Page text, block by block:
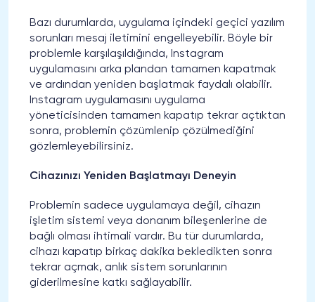
Bazı durumlarda, uygulama içindeki geçici yazılım
sorunları mesaj iletimini engelleyebilir. Böyle bir
problemle karşılaşıldığında, Instagram
uygulamasını arka plandan tamamen kapatmak
ve ardından yeniden başlatmak faydalı olabilir.
Instagram uygulamasını uygulama
yöneticisinden tamamen kapatıp tekrar açtıktan
sonra, problemin çözümlenip çözülmediğini
gözlemleyebilirsiniz.
Cihazınızı Yeniden Başlatmayı Deneyin
Problemin sadece uygulamaya değil, cihazın
işletim sistemi veya donanım bileşenlerine de
bağlı olması ihtimali vardır. Bu tür durumlarda,
cihazı kapatıp birkaç dakika bekledikten sonra
tekrar açmak, anlık sistem sorunlarının
giderilmesine katkı sağlayabilir.